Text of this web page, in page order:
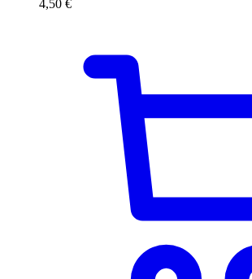
4,50 €